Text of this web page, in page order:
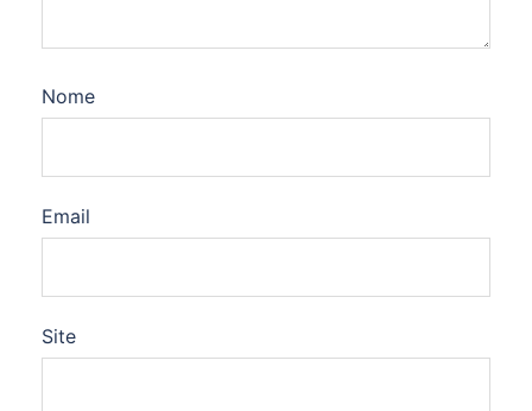
Nome
Email
Site